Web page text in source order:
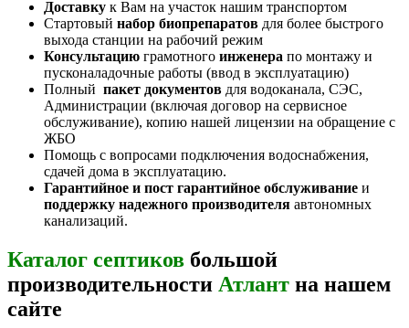
Доставку к Вам на участок нашим транспортом
Стартовый набор биопрепаратов для более быстрого
выхода станции на рабочий режим
Консультацию грамотного инженера по монтажу и
пусконаладочные работы (ввод в эксплуатацию)
Полный пакет документов для водоканала, СЭС,
Администрации (включая договор на сервисное
обслуживание), копию нашей лицензии на обращение с
ЖБО
Помощь с вопросами подключения водоснабжения,
сдачей дома в эксплуатацию.
Гарантийное и пост гарантийное обслуживание и
поддержку надежного производителя автономных
канализаций.
Каталог септиков большой
производительности Атлант на нашем
сайте